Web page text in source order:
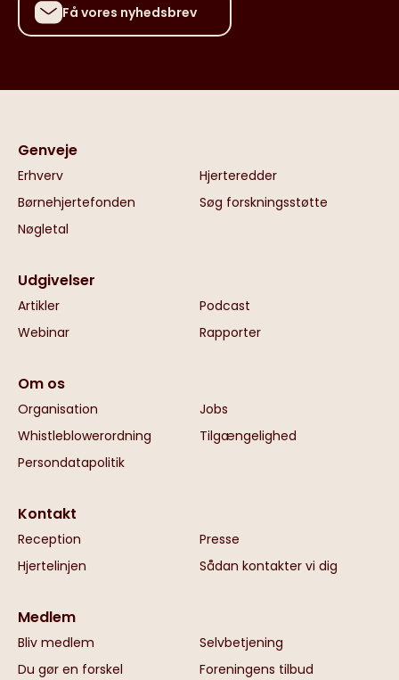
Få vores nyhedsbrev
Genveje
Erhverv
Hjerteredder
Børnehjertefonden
Søg forskningsstøtte
Nøgletal
Udgivelser
Artikler
Podcast
Webinar
Rapporter
Om os
Organisation
Jobs
Whistleblowerordning
Tilgængelighed
Persondatapolitik
Kontakt
Reception
Presse
Hjertelinjen
Sådan kontakter vi dig
Medlem
Bliv medlem
Selvbetjening
Du gør en forskel
Foreningens tilbud